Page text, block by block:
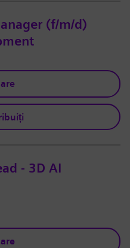
(f/m/d)
- 3D AI